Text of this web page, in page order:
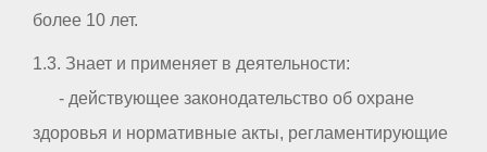
более 10 лет.
1.3. Знает и применяет в деятельности:
- действующее законодательство об охране
здоровья и нормативные акты, регламентирующие